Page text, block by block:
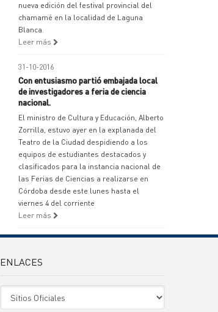
nueva edición del festival provincial del
chamamé en la localidad de Laguna
Blanca.
Leer más
31-10-2016
Con entusiasmo partió embajada local
de investigadores a feria de ciencia
nacional.
El ministro de Cultura y Educación, Alberto
Zorrilla, estuvo ayer en la explanada del
Teatro de la Ciudad despidiendo a los
equipos de estudiantes destacados y
clasificados para la instancia nacional de
las Ferias de Ciencias a realizarse en
Córdoba desde este lunes hasta el
viernes 4 del corriente
Leer más
ENLACES